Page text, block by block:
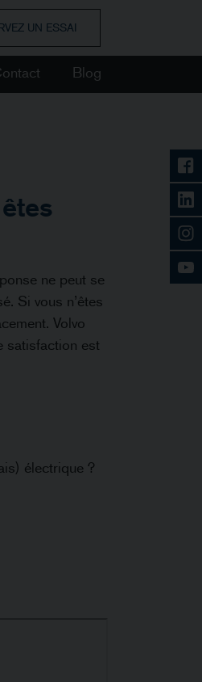
UN ESSAI
Blog
ne peut se
Si vous n’êtes
Volvo
satisfaction est
électrique ?